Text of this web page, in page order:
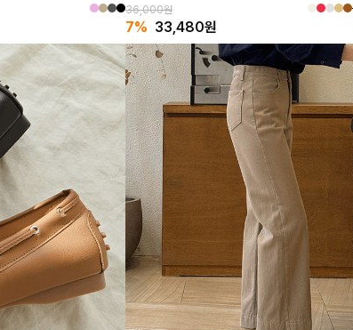
36,000원
7% 33,480원